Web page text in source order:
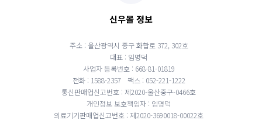
신우몰 정보
주소 : 울산광역시 중구 화합로 372, 302호
대표 : 임명덕
사업자 등록번호 : 668-81-01819
전화 : 1588-2357
팩스 : 052-221-1222
통신판매업신고번호 : 제2020-울산중구-0466호
개인정보 보호책임자 : 임명덕
의료기기판매업신고번호 : 제2020-3690018-00022호